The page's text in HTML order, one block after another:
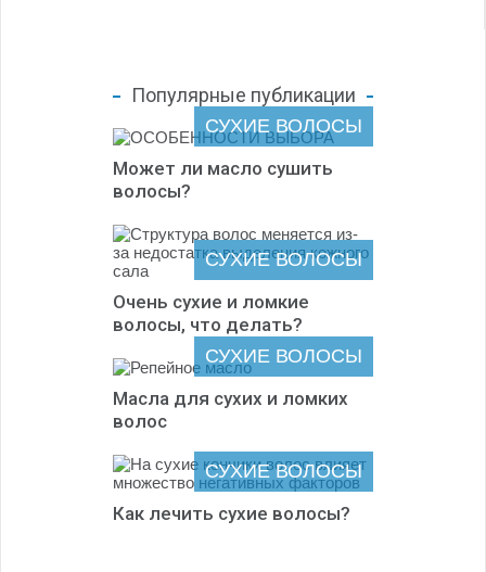
Популярные публикации
СУХИЕ ВОЛОСЫ
Может ли масло сушить
волосы?
СУХИЕ ВОЛОСЫ
Очень сухие и ломкие
волосы, что делать?
СУХИЕ ВОЛОСЫ
Масла для сухих и ломких
волос
СУХИЕ ВОЛОСЫ
Как лечить сухие волосы?